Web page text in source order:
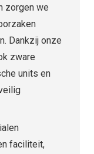
zorgen we
Dankzij onze
zware
units en
faciliteit,